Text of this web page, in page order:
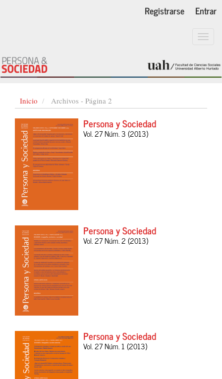
lateral
Registrarse
Entrar
Inicio Archivos - Página 2
Persona y Sociedad
Vol. 27 Núm. 3 (2013)
Persona y Sociedad
Vol. 27 Núm. 2 (2013)
Persona y Sociedad
Vol. 27 Núm. 1 (2013)